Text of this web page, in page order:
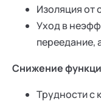
Изоляция от
Уход в
переедание,
Снижение
Трудности с